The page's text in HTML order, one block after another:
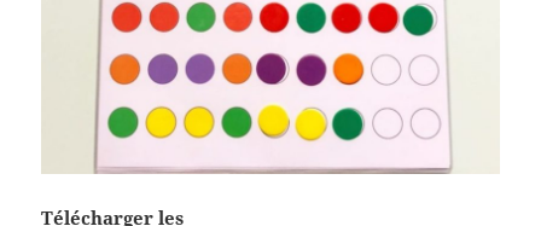
Télécharger les